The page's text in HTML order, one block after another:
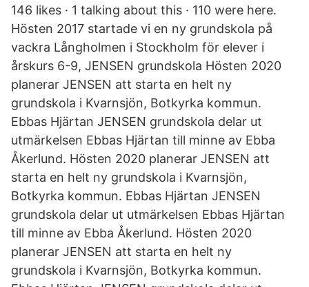
146 likes · 1 talking about this · 110 were here.
Hösten 2017 startade vi en ny grundskola på
vackra Långholmen i Stockholm för elever i
årskurs 6-9, JENSEN grundskola Hösten 2020
planerar JENSEN att starta en helt ny
grundskola i Kvarnsjön, Botkyrka kommun.
Ebbas Hjärtan JENSEN grundskola delar ut
utmärkelsen Ebbas Hjärtan till minne av Ebba
Åkerlund. Hösten 2020 planerar JENSEN att
starta en helt ny grundskola i Kvarnsjön,
Botkyrka kommun. Ebbas Hjärtan JENSEN
grundskola delar ut utmärkelsen Ebbas Hjärtan
till minne av Ebba Åkerlund. Hösten 2020
planerar JENSEN att starta en helt ny
grundskola i Kvarnsjön, Botkyrka kommun.